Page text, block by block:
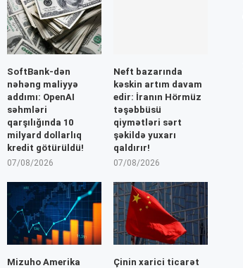
SoftBank-dən
nəhəng maliyyə
addımı: OpenAI
səhmləri
qarşılığında 10
milyard dollarlıq
kredit götürüldü!
07/08/2026
Neft bazarında
kəskin artım davam
edir: İranın Hörmüz
təşəbbüsü
qiymətləri sərt
şəkildə yuxarı
qaldırır!
07/08/2026
Mizuho Amerika
Çinin xarici ticarət